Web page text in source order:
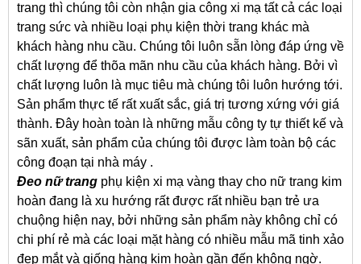
trang thì chúng tôi còn nhận gia công xi mạ tất cả các loại
trang sức và nhiều loại phụ kiện thời trang khác mà
khách hàng nhu cầu. Chúng tôi luôn sẵn lòng đáp ứng về
chất lượng để thõa mãn nhu cầu của khách hàng. Bởi vì
chất lượng luôn là mục tiêu mà chúng tôi luôn hướng tới.
Sản phẩm thực tế rất xuất sắc, giá trị tương xứng với giá
thành. Đây hoàn toàn là những mẫu công ty tự thiết kế và
sãn xuất, sản phẩm của chúng tôi được làm toàn bộ các
công đoạn tại nhà máy .
Đeo nữ trang phụ kiện xi mạ vàng thay cho nữ trang kim
hoàn đang là xu hướng rất được rất nhiều bạn trẻ ưa
chuộng hiện nay, bởi những sản phẩm này không chỉ có
chi phí rẻ mà các loại mặt hàng có nhiều mẫu mã tinh xảo
đẹp mắt và giống hàng kim hoàn gần đến không ngờ.